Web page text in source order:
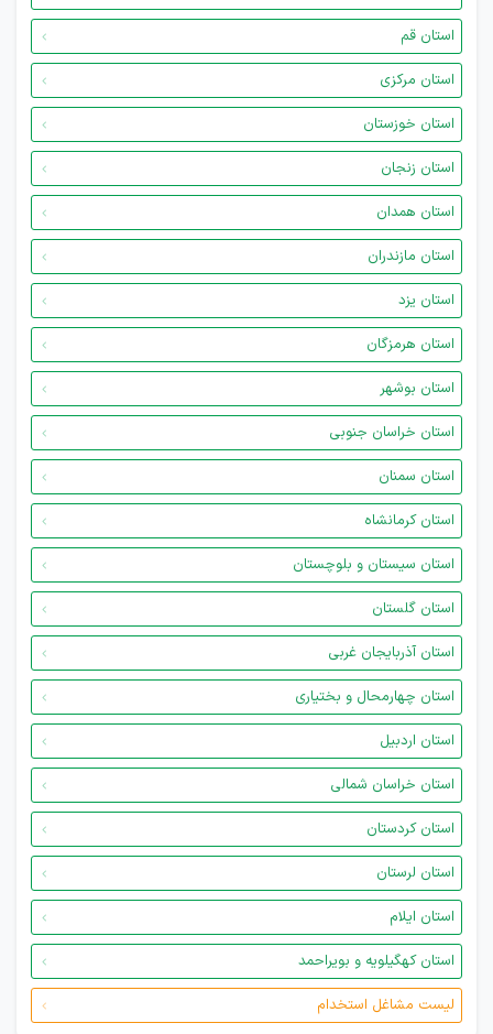
استان قم
استان مرکزی
استان خوزستان
استان زنجان
استان همدان
استان مازندران
استان یزد
استان هرمزگان
استان بوشهر
استان خراسان جنوبی
استان سمنان
استان کرمانشاه
استان سیستان و بلوچستان
استان گلستان
استان آذربایجان غربی
استان چهارمحال و بختیاری
استان اردبیل
استان خراسان شمالی
استان کردستان
استان لرستان
استان ایلام
استان کهگیلویه و بویراحمد
لیست مشاغل استخدام